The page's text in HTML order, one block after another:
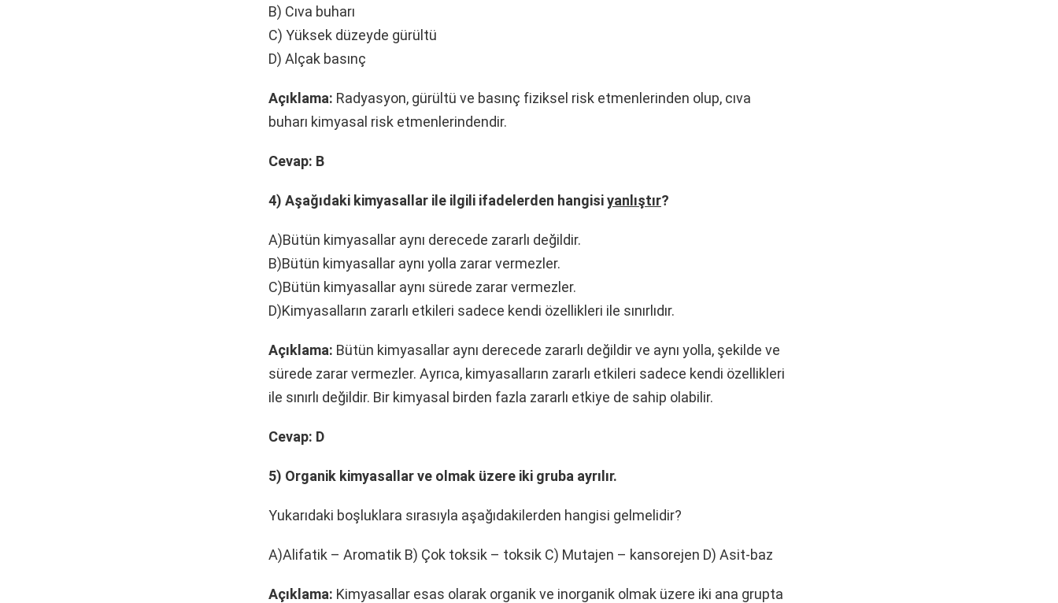
B) Cıva buharı
C) Yüksek düzeyde gürültü
D) Alçak basınç
Açıklama: Radyasyon, gürültü ve basınç fiziksel risk etmenlerinden olup, cıva
buharı kimyasal risk etmenlerindendir.
Cevap: B
4) Aşağıdaki kimyasallar ile ilgili ifadelerden hangisiyanlıştır?
A)Bütün kimyasallar aynı derecede zararlı değildir.
B)Bütün kimyasallar aynı yolla zarar vermezler.
C)Bütün kimyasallar aynı sürede zarar vermezler.
D)Kimyasalların zararlı etkileri sadece kendi özellikleri ile sınırlıdır.
Açıklama: Bütün kimyasallar aynı derecede zararlı değildir ve aynı yolla, şekilde ve
sürede zarar vermezler. Ayrıca, kimyasalların zararlı etkileri sadece kendi özellikleri
ile sınırlı değildir. Bir kimyasal birden fazla zararlı etkiye de sahip olabilir.
Cevap: D
5) Organik kimyasallar ve olmak üzere iki gruba ayrılır.
Yukarıdaki boşluklara sırasıyla aşağıdakilerden hangisi gelmelidir?
A)Alifatik – Aromatik B) Çok toksik – toksik C) Mutajen – kansorejen D) Asit-baz
Açıklama: Kimyasallar esas olarak organik ve inorganik olmak üzere iki ana grupta